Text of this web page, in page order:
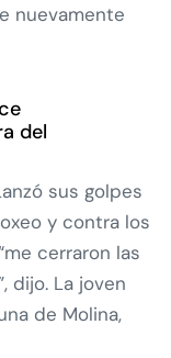
nuevamente
del
sus golpes
y contra los
cerraron las
dijo. La joven
de Molina,